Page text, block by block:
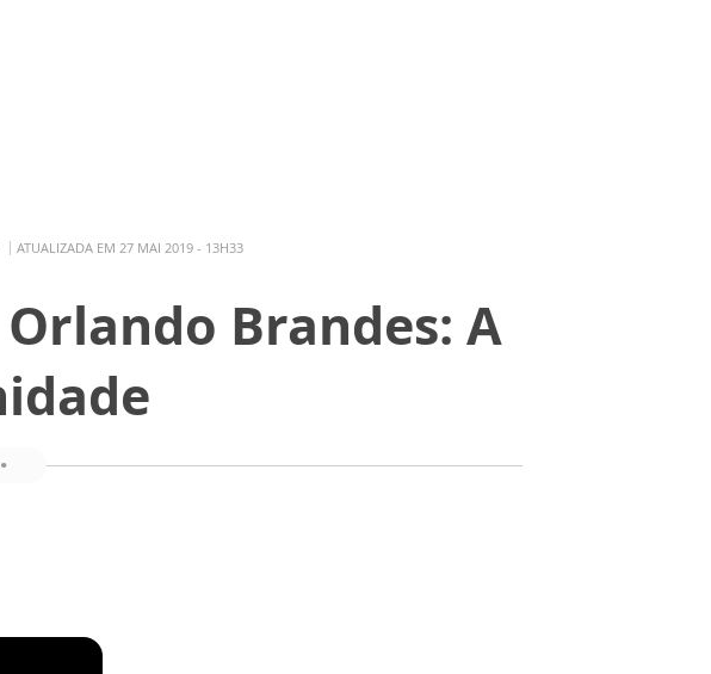
ATUALIZADA EM 27 MAI 2019 - 13H33
Brandes: A